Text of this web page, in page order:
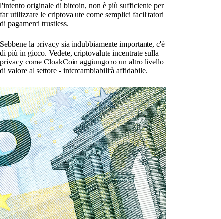
l'intento originale di bitcoin, non è più sufficiente per
far utilizzare le criptovalute come semplici facilitatori
di pagamenti trustless.
Sebbene la privacy sia indubbiamente importante, c'è
di più in gioco. Vedete, criptovalute incentrate sulla
privacy come CloakCoin aggiungono un altro livello
di valore al settore - intercambiabilità affidabile.